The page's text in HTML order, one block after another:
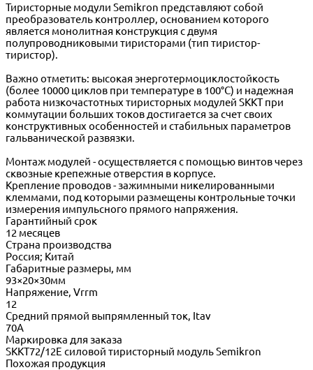
Тиристорные модули Semikron представляют собой
преобразователь контроллер, основанием которого
является монолитная конструкция с двумя
полупроводниковыми тиристорами (тип тиристор-
тиристор).
Важно отметить: высокая энерготермоциклостойкость
(более 10000 циклов при температуре в 100°C) и надежная
работа низкочастотных тиристорных модулей SKKT при
коммутации больших токов достигается за счет своих
конструктивных особенностей и стабильных параметров
гальванической развязки.
Монтаж модулей - осуществляется с помощью винтов через
сквозные крепежные отверстия в корпусе.
Крепление проводов - зажимными никелированными
клеммами, под которыми размещены контрольные точки
измерения импульсного прямого напряжения.
Гарантийный срок
12 месяцев
Страна производства
Россия; Китай
Габаритные размеры, мм
93×20×30мм
Напряжение, Vrrm
12
Средний прямой выпрямленный ток, Itav
70А
Маркировка для заказа
SKKT72/12E силовой тиристорный модуль Semikron
Похожая продукция